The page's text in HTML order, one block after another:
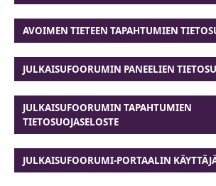
AVOIMEN TIETEEN TAPAHTUMIEN
JULKAISUFOORUMIN PANEELIEN
JULKAISUFOORUMIN TAPAHTUMIEN
TIETOSUOJASELOSTE
JULKAISUFOORUMI-PORTAALIN